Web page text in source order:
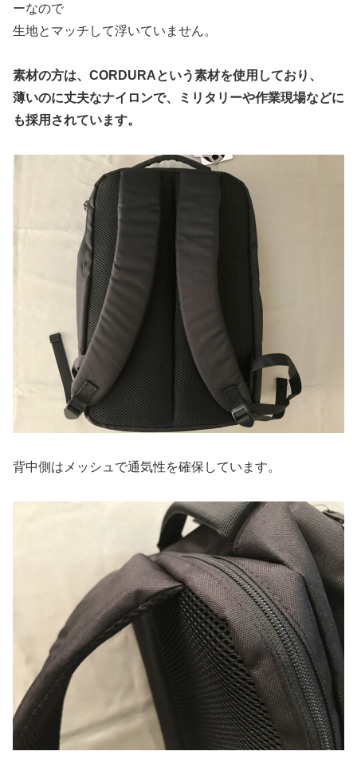
ーなので
生地とマッチして浮いていません。
素材の方は、CORDURAという素材を使用しており、
薄いのに丈夫なナイロンで、ミリタリーや作業現場などに
も採用されています。
背中側はメッシュで通気性を確保しています。